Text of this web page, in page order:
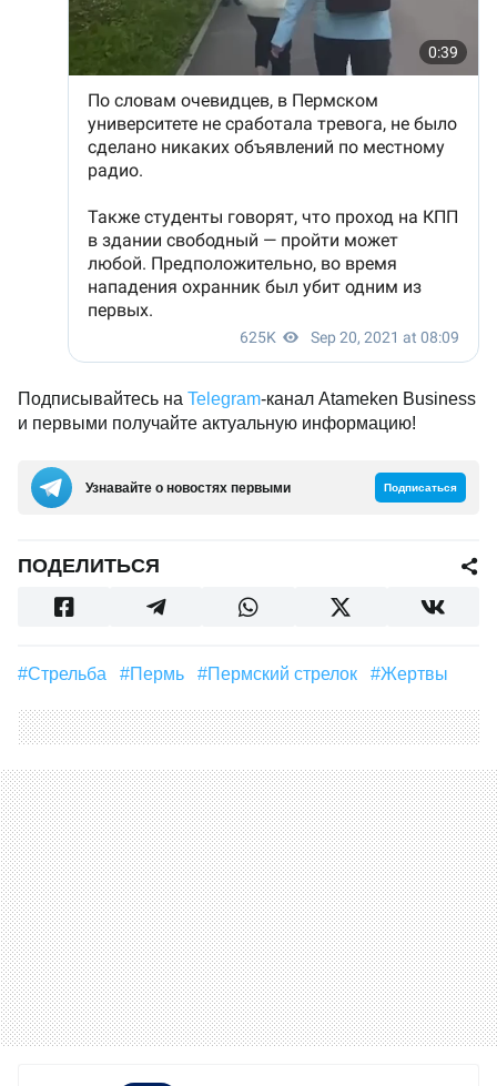
Подписывайтесь на Telegram-канал Atameken Business
и первыми получайте актуальную информацию!
Узнавайте о новостях первыми Подписаться
ПОДЕЛИТЬСЯ
#стрельба #Пермь #пермский стрелок #жертвы